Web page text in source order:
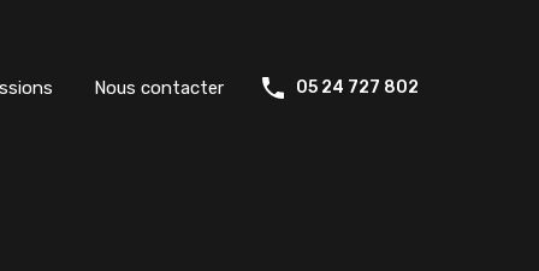
Nous contacter 05 24 727 802